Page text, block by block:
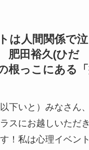
は人間関係で
肥田裕久(ひだ
っこにある「
下いと）みなさん
スにお越しいただ
！私は心理イベン